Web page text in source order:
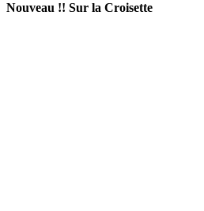
Nouveau !! Sur la Croisette